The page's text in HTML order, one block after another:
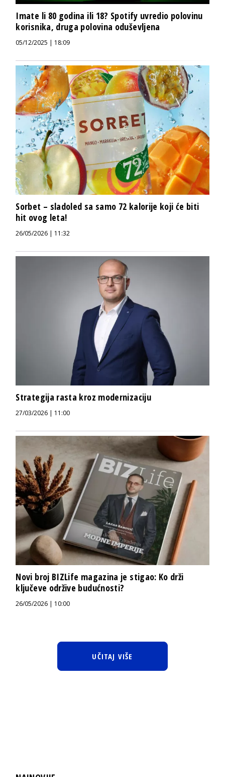
Imate li 80 godina ili 18? Spotify uvredio polovinu
korisnika, druga polovina oduševljena
05/12/2025 | 18:09
Sorbet – sladoled sa samo 72 kalorije koji će biti
hit ovog leta!
26/05/2026 | 11:32
Strategija rasta kroz modernizaciju
27/03/2026 | 11:00
Novi broj BIZLife magazina je stigao: Ko drži
ključeve održive budućnosti?
26/05/2026 | 10:00
UČITAJ VIŠE